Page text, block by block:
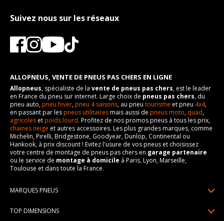
Suivez nous sur les réseaux
ALLOPNEUS, VENTE DE PNEUS PAS CHERS EN LIGNE
Allopneus, spécialiste de la vente de pneus pas chers, est le leader
en France du pneu sur internet. Large choix de pneus pas chers, du
pneu auto,pneu hiver,pneu 4 saisons, au pneu tourisme et pneu 4x4,
en passant par lespneus utilitairesmais aussi de pneus moto, quad,
agricoles etpoids lourd. Profitez de nos promos pneus à tous les prix,
chaines neige et autres accessoires. Les plus grandes marques, comme
Michelin, Pirelli, Bridgestone, Goodyear, Dunlop, Continental ou
Hankook, à prix discount ! Evitez l'usure de vos pneus et choisissez
votre centre de montage de pneus pas chers en garage partenaire
ou le service de montage à domicile à Paris, Lyon, Marseille,
Toulouse et dans toute la France.
MARQUES PNEUS
TOP DIMENSIONS